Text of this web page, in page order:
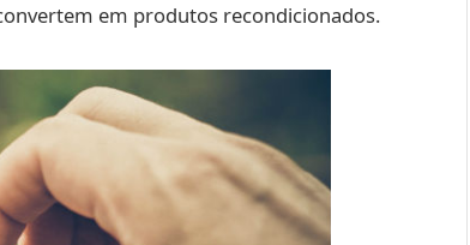
em produtos recondicionados.